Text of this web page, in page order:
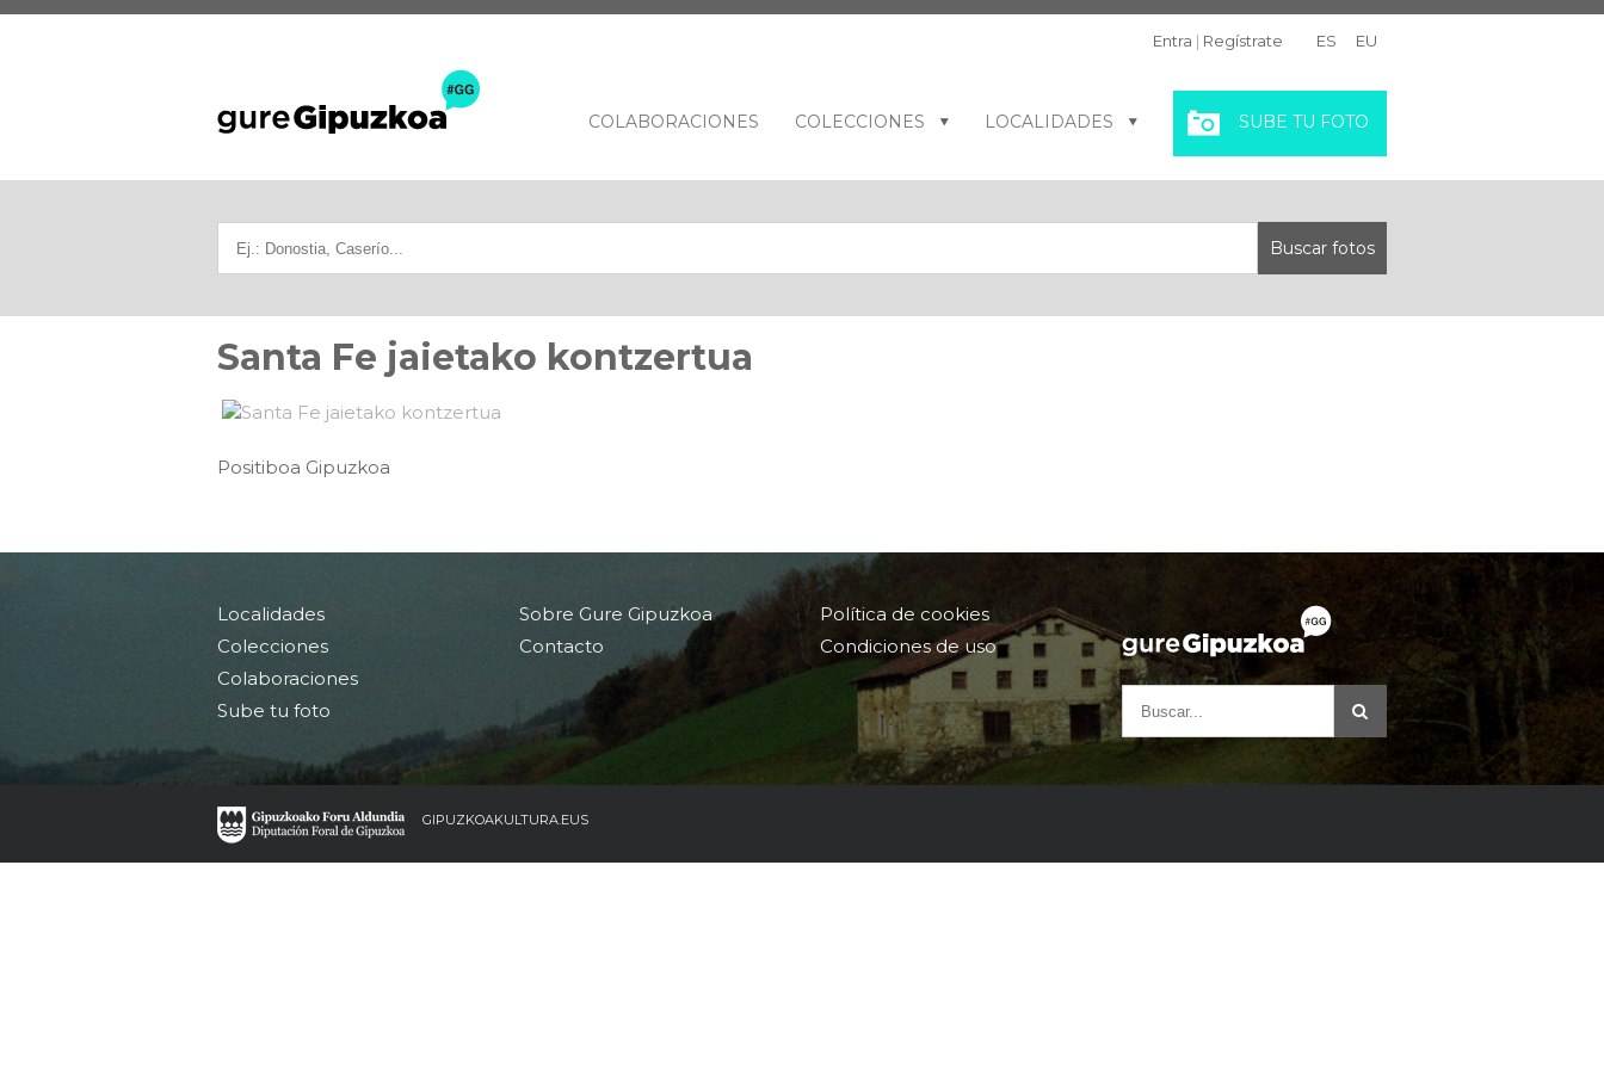
Entra | Regístrate ES EU
COLABORACIONES COLECCIONES LOCALIDADES SUBE TU FOTO
Santa Fe jaietako kontzertua
Positiboa Gipuzkoa
Localidades
Colecciones
Colaboraciones
Sube tu foto
Sobre Gure Gipuzkoa
Contacto
Política de cookies
Condiciones de uso
GIPUZKOAKULTURA.EUS